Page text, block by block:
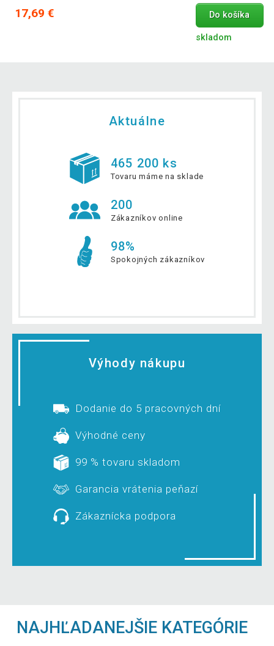
17,69 € Do košíka
skladom
Aktuálne
465 200 ks
Tovaru máme na sklade
200
Zákazníkov online
98%
Spokojných zákazníkov
Výhody nákupu
Dodanie do 5 pracovných dní
Výhodné ceny
99 % tovaru skladom
Garancia vrátenia peňazí
Zákaznícka podpora
NAJHĽADANEJŠIE KATEGÓRIE